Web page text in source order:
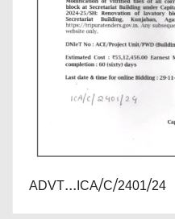
ADVT...ICA/C/2401/24